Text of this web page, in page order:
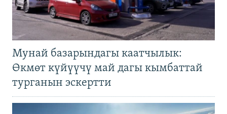
Мунай базарындагы каатчылык:
Өкмөт күйүүчү май дагы кымбаттай
турганын эскертти